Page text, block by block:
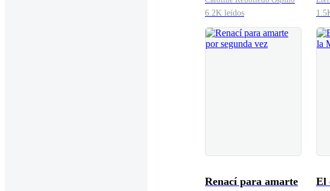
6.2K leídos
Renací para amarte
El